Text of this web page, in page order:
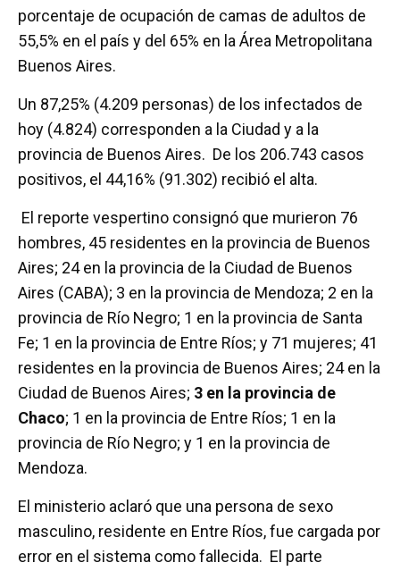
porcentaje de ocupación de camas de adultos de
55,5% en el país y del 65% en la Área Metropolitana
Buenos Aires.
Un 87,25% (4.209 personas) de los infectados de
hoy (4.824) corresponden a la Ciudad y a la
provincia de Buenos Aires. De los 206.743 casos
positivos, el 44,16% (91.302) recibió el alta.
El reporte vespertino consignó que murieron 76
hombres, 45 residentes en la provincia de Buenos
Aires; 24 en la provincia de la Ciudad de Buenos
Aires (CABA); 3 en la provincia de Mendoza; 2 en la
provincia de Río Negro; 1 en la provincia de Santa
Fe; 1 en la provincia de Entre Ríos; y 71 mujeres; 41
residentes en la provincia de Buenos Aires; 24 en la
Ciudad de Buenos Aires; 3 en la provincia de
Chaco; 1 en la provincia de Entre Ríos; 1 en la
provincia de Río Negro; y 1 en la provincia de
Mendoza.
El ministerio aclaró que una persona de sexo
masculino, residente en Entre Ríos, fue cargada por
error en el sistema como fallecida. El parte